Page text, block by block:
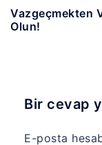
Vazgeçmekten
Olun!
Bir cevap
E-posta